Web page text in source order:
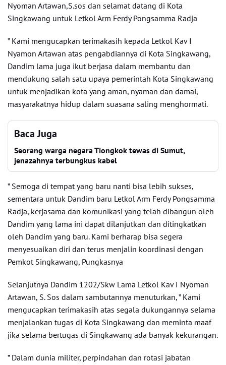
Nyoman Artawan,S.sos dan selamat datang di Kota
Singkawang untuk Letkol Arm Ferdy Pongsamma Radja
” Kami mengucapkan terimakasih kepada Letkol Kav I
Nyamon Artawan atas pengabdiannya di Kota Singkawang,
Dandim lama juga ikut berjasa dalam membantu dan
mendukung salah satu upaya pemerintah Kota Singkawang
untuk menjadikan kota yang aman, nyaman dan damai,
masyarakatnya hidup dalam suasana saling menghormati.
Baca Juga
Seorang warga negara Tiongkok tewas di Sumut,
jenazahnya terbungkus kabel
” Semoga di tempat yang baru nanti bisa lebih sukses,
sementara untuk Dandim baru Letkol Arm Ferdy Pongsamma
Radja, kerjasama dan komunikasi yang telah dibangun oleh
Dandim yang lama ini dapat dilanjutkan dan ditingkatkan
oleh Dandim yang baru. Kami berharap bisa segera
menyesuaikan diri dan terus menjalin koordinasi dengan
Pemkot Singkawang, Pungkasnya
Selanjutnya Dandim 1202/Skw Lama Letkol Kav I Nyoman
Artawan, S. Sos dalam sambutannya menuturkan, ” Kami
mengucapkan terimakasih atas segala dukungannya selama
menjalankan tugas di Kota Singkawang dan meminta maaf
jika selama bertugas di Singkawang ada banyak kekurangan.
” Dalam dunia militer, perpindahan dan rotasi jabatan